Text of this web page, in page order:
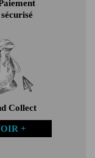
sécurisé
Collect
+